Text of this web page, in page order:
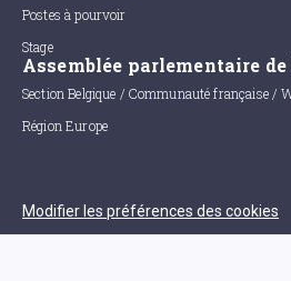
Postes à pourvoir
Stage
Assemblée parlementaire
Section Belgique / Communauté française /
Région Europe
Modifier les préférences des cookies